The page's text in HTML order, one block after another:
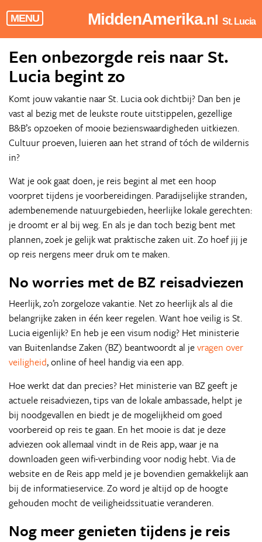
MENU MiddenAmerika.nl St. Lucia
Een onbezorgde reis naar St.
Lucia begint zo
Komt jouw vakantie naar St. Lucia ook dichtbij? Dan ben je
vast al bezig met de leukste route uitstippelen, gezellige
B&B’s opzoeken of mooie bezienswaardigheden uitkiezen.
Cultuur proeven, luieren aan het strand of tóch de wildernis
in?
Wat je ook gaat doen, je reis begint al met een hoop
voorpret tijdens je voorbereidingen. Paradijselijke stranden,
adembenemende natuurgebieden, heerlijke lokale gerechten:
je droomt er al bij weg. En als je dan toch bezig bent met
plannen, zoek je gelijk wat praktische zaken uit. Zo hoef jij je
op reis nergens meer druk om te maken.
No worries met de BZ reisadviezen
Heerlijk, zo’n zorgeloze vakantie. Net zo heerlijk als al die
belangrijke zaken in één keer regelen. Want hoe veilig is St.
Lucia eigenlijk? En heb je een visum nodig? Het ministerie
van Buitenlandse Zaken (BZ) beantwoordt al jevragen over
veiligheid, online of heel handig via een app.
Hoe werkt dat dan precies? Het ministerie van BZ geeft je
actuele reisadviezen, tips van de lokale ambassade, helpt je
bij noodgevallen en biedt je de mogelijkheid om goed
voorbereid op reis te gaan. En het mooie is dat je deze
adviezen ook allemaal vindt in de Reis app, waar je na
downloaden geen wifi-verbinding voor nodig hebt. Via de
website en de Reis app meld je je bovendien gemakkelijk aan
bij de informatieservice. Zo word je altijd op de hoogte
gehouden mocht de veiligheidssituatie veranderen.
Nog meer genieten tijdens je reis